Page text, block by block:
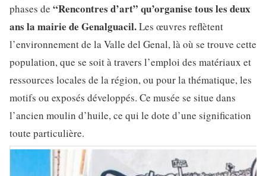
phases de “Rencontres d’art” qu’organise tous les deux
ans la mairie de Genalguacil.Les œuvres reflètent
l’environnement de la Valle del Genal, là où se trouve cette
population, que se soit à travers l’emploi des matériaux et
ressources locales de la région, ou pour la thématique, les
motifs ou exposés développés. Ce musée se situe dans
l’ancien moulin d’huile, ce qui le dote d’une signification
toute particulière.